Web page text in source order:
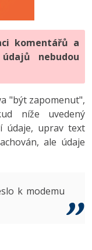
komentářů a
nebudou
"být zapomenut",
níže uvedený
údaje, uprav text
ale údaje
k modemu